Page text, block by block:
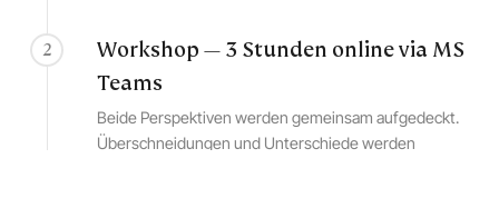
2
Workshop — 3 Stunden online via MS
Teams
Beide Perspektiven werden gemeinsam aufgedeckt.
Überschneidungen und Unterschiede werden